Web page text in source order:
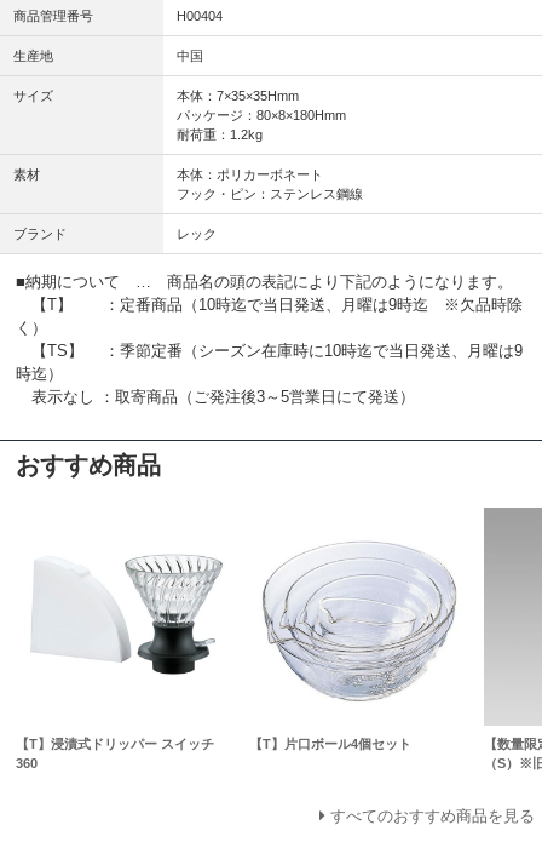
商品管理番号 H00404
生産地 中国
サイズ
本体：7×35×35Hmm
パッケージ：80×8×180Hmm
耐荷重：1.2kg
素材
本体：ポリカーボネート
フック・ピン：ステンレス鋼線
ブランド レック
■納期について … 商品名の頭の表記により下記のようになります。
【T】 ：定番商品（10時迄で当日発送、月曜は9時迄 ※欠品時除
く）
【TS】 ：季節定番（シーズン在庫時に10時迄で当日発送、月曜は9
時迄）
表示なし ：取寄商品（ご発注後3～5営業日にて発送）
おすすめ商品
【T】浸漬式ドリッパー スイッチ
360
【T】片口ボール4個セット
【数量
（S）※
すべてのおすすめ商品を見る